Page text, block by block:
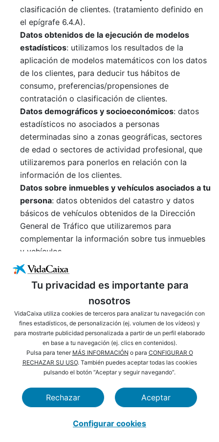
Tu privacidad es importante para
nosotros
VidaCaixa utiliza cookies de terceros para analizar tu navegación con
fines estadísticos, de personalización (ej. volumen de los vídeos) y
para mostrarte publicidad personalizada a partir de un perfil elaborado
en base a tu navegación (ej. clics en contenidos).
Pulsa para tener MÁS INFORMACIÓN o para CONFIGURAR O
RECHAZAR SU USO. También puedes aceptar todas las cookies
pulsando el botón “Aceptar y seguir navegando”.
Configurar cookies
Rechazar Aceptar
clasificación de clientes. (tratamiento definido en
el epígrafe 6.4.A).
Datos obtenidos de la ejecución de modelos
estadísticos: utilizamos los resultados de la
aplicación de modelos matemáticos con los datos
de los clientes, para deducir tus hábitos de
consumo, preferencias/propensiones de
contratación o clasificación de clientes.
Datos demográficos y socioeconómicos: datos
estadísticos no asociados a personas
determinadas sino a zonas geográficas, sectores
de edad o sectores de actividad profesional, que
utilizaremos para ponerlos en relación con la
información de los clientes.
Datos sobre inmuebles y vehículos asociados a tu
persona: datos obtenidos del catastro y datos
básicos de vehículos obtenidos de la Dirección
General de Tráfico que utilizaremos para
complementar la información sobre tus inmuebles
y vehículos.
Datos sobre administradores, cargos funcionales
y vinculaciones societarias:
bases de datos de INFORMA que utilizaremos para
complementar la información sobre tu actividad.
Datos de subvenciones y seguros agrarios:datos
publicados por el Fondo Español de Garantía
Agraria (FEGA) y por la Entidad Estatal de Seguros
Agrarios (ENESA).
Datos de terceras empresas a las quehayasdado
consentimiento para compartirlos con
nosotros
: datos tuyos tratados por otras
empresas con las que tengamos acuerdos, y a las